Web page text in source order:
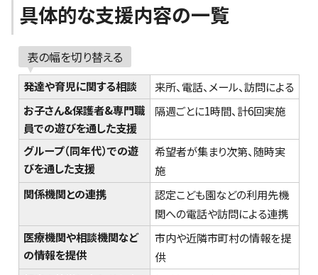
具体的な支援内容の一覧
表の幅を切り替える
発達や育児に関する相談
来所、電話、メール、訪問による
お子さん&保護者&専門職
員での遊びを通した支援
隔週ごとに1時間、計6回実施
グループ（同年代）での遊
びを通した支援
希望者が集まり次第、随時実
施
関係機関との連携
認定こども園などの利用先機
関への電話や訪問による連携
医療機関や相談機関など
の情報を提供
市内や近隣市町村の情報を提
供